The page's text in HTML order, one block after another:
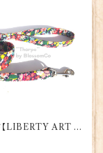
【LIBERTY ART F
】BlossomC